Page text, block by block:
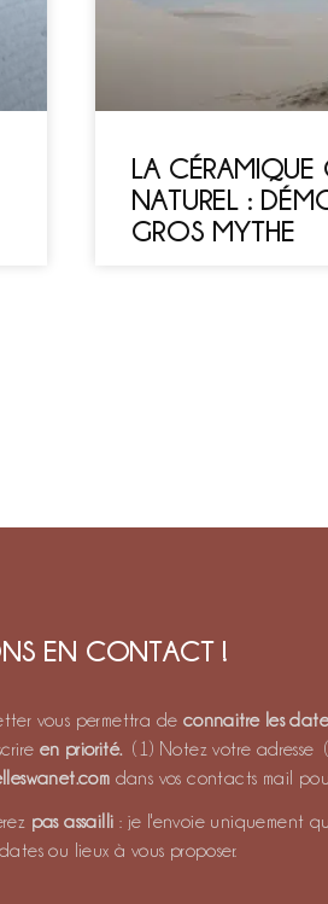
LA CÉRAMIQUE
NATUREL :
GROS MYTHE
EN CONTACT !
vous permettra de connaitre les
en priorité.(1) Notez votre adresse
dans vos contacts mail
pas assailli : je l'envoie uniquement
ou lieux à vous proposer.